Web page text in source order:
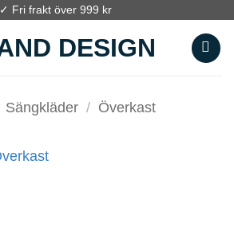
✓ Fri frakt över 999 kr
Sängkläder / Överkast